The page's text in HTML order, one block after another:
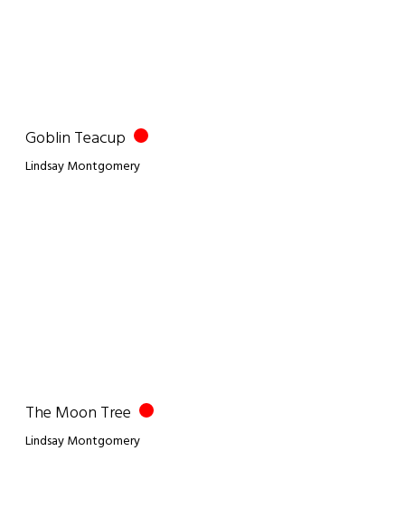
Goblin Teacup
Lindsay Montgomery
The Moon Tree
Lindsay Montgomery